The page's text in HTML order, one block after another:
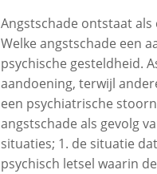
Angstschade ontstaat
Welke angstschade een
psychische gesteldheid.
aandoening, terwijl
een psychiatrische
angstschade als gevolg
situaties; 1. de situatie
psychisch letsel waarin